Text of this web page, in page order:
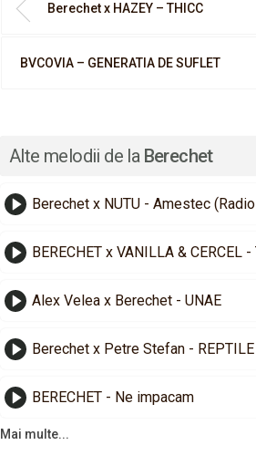
Berechet x HAZEY – THICC
BVCOVIA – GENERATIA DE SUFLET
Alte melodii de la Berechet
Berechet x NUTU - Amestec
BERECHET x VANILLA & CERCEL -
Alex Velea x Berechet - UNAE
Berechet x Petre Stefan - REPTILE
BERECHET - Ne impacam
Mai multe...